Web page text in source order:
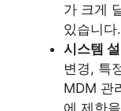
가 크게
있습니다.
시스템
변경, 특
MDM 관
에 제한